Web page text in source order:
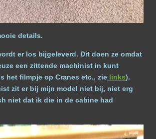
details.
er los bijgeleverd. Dit doen ze omdat
een zittende machinist in kunt
het filmpje op Cranes etc., zie links).
zit er bij mijn model niet bij, niet erg
niet dat ik die in de cabine had